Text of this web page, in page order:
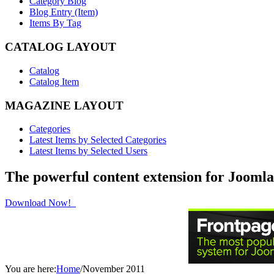
Blog Entry (Item)
Items By Tag
CATALOG LAYOUT
Catalog
Catalog Item
MAGAZINE LAYOUT
Categories
Latest Items by Selected Categories
Latest Items by Selected Users
The powerful content extension for
Download Now!
You are here:Home/November 2011